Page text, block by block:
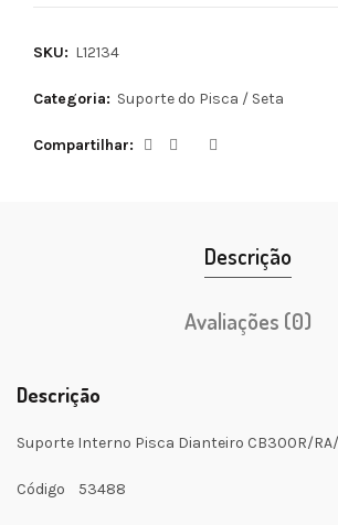
SKU: L12134
Categoria: Suporte do Pisca / Seta
Compartilhar
Descrição
Avaliações (0)
Descrição
Suporte Interno Pisca Dianteiro CB300R/RA/
Código 53488